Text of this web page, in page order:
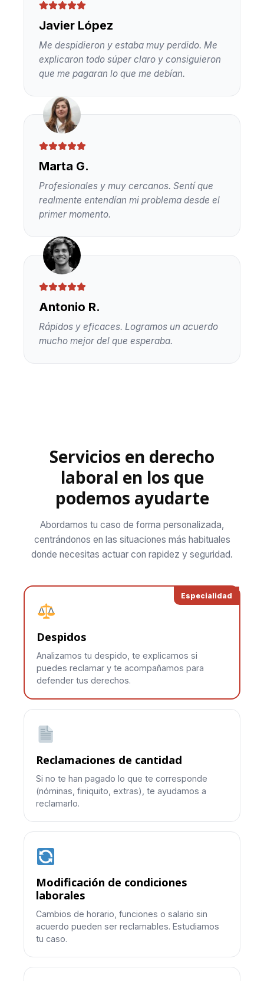
Javier López
Me despidieron y estaba muy perdido. Me
explicaron todo súper claro y consiguieron
que me pagaran lo que me debían.
Marta G.
Profesionales y muy cercanos. Sentí que
realmente entendían mi problema desde el
primer momento.
Antonio R.
Rápidos y eficaces. Logramos un acuerdo
mucho mejor del que esperaba.
Servicios en derecho
laboral en los que
podemos ayudarte
Abordamos tu caso de forma personalizada,
centrándonos en las situaciones más habituales
donde necesitas actuar con rapidez y seguridad.
Especialidad
Despidos
Analizamos tu despido, te explicamos si
puedes reclamar y te acompañamos para
defender tus derechos.
Reclamaciones de cantidad
Si no te han pagado lo que te corresponde
(nóminas, finiquito, extras), te ayudamos a
reclamarlo.
Modificación de condiciones
laborales
Cambios de horario, funciones o salario sin
acuerdo pueden ser reclamables. Estudiamos
tu caso.